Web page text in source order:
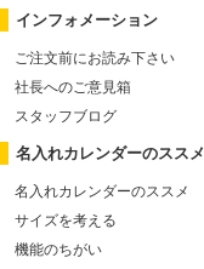
インフォメーション
ご注文前にお読み下さい
社長へのご意見箱
スタッフブログ
名入れカレンダーのススメ
名入れカレンダーのススメ
サイズを考える
機能のちがい